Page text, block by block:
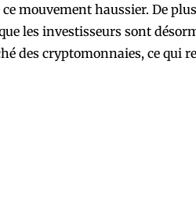
mouvement haussier. De
les investisseurs sont
des cryptomonnaies, ce qui